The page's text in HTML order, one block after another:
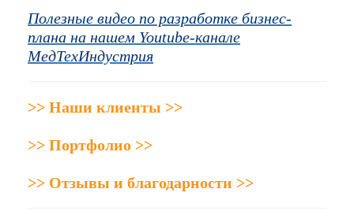
Полезные видео по разработке бизнес-
плана на нашем Youtube-канале
МедТехИндустрия
>> Наши клиенты >>
>> Портфолио >>
>> Отзывы и благодарности >>